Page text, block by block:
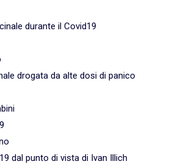
durante il Covid19
drogata da alte dosi di panico
dal punto di vista di Ivan Illich